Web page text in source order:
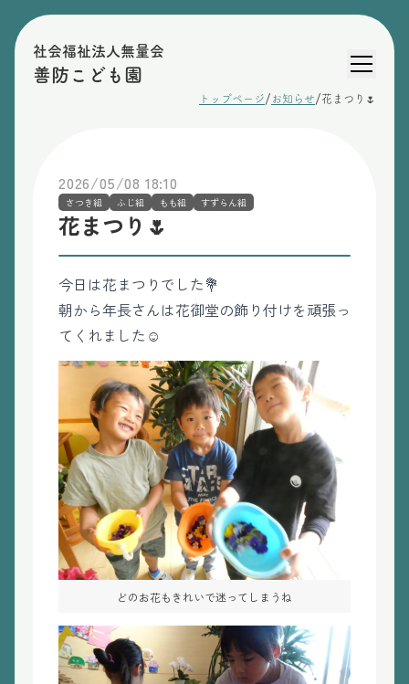
社会福祉法人無量会
善防こども園
トップページ/ お知らせ/花まつり🌷
2026/05/08 18:10
さつき組 ふじ組 もも組 すずらん組
花まつり🌷
今日は花まつりでした💐
朝から年長さんは花御堂の飾り付けを頑張っ
てくれました☺️
どのお花もきれいで迷ってしまうね